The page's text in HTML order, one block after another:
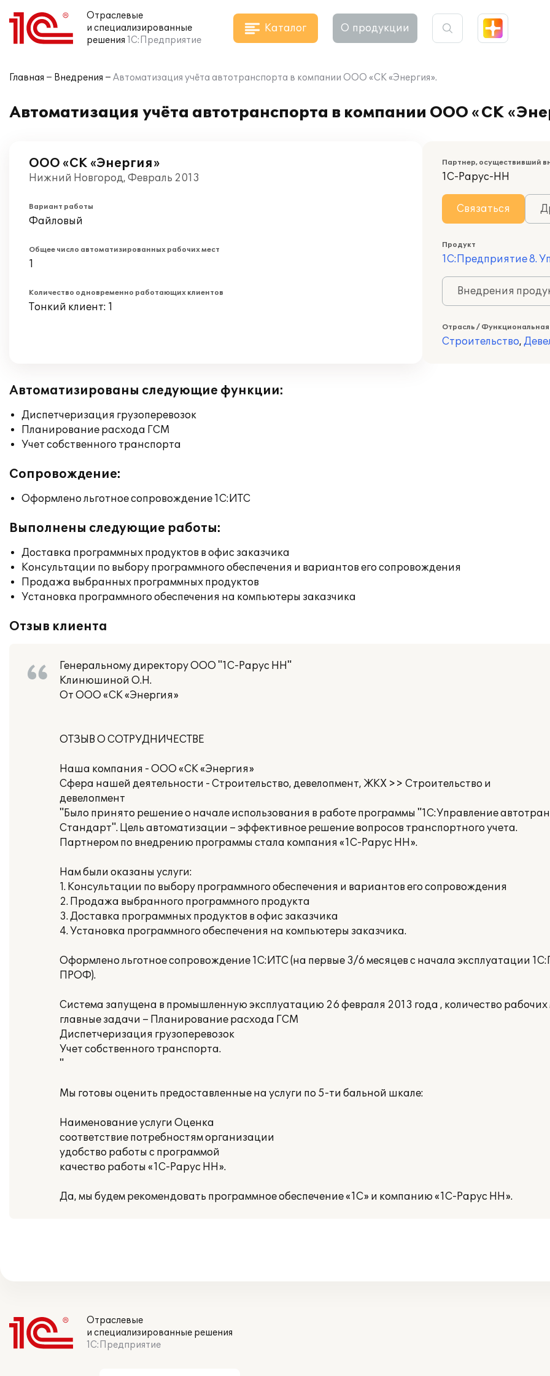
Отраслевые
и специализированные
решения 1С:Предприятие
Каталог О продукции
Главная Внедрения Автоматизация учёта автотранспорта в компании ООО «СК «Энергия».
Автоматизация учёта автотранспорта в компании ООО «СК
ООО «СК «Энергия»
Нижний Новгород, Февраль 2013
Вариант работы
Файловый
Общее число автоматизированных рабочих мест
1
Количество одновременно работающих клиентов
Тонкий клиент: 1
Партнер, осуществивший
1С-Рарус-НН
Связаться
Продукт
1С:Предприятие 8.
Внедрения
Отрасль / Функциональная
Строительство,
Автоматизированы следующие функции:
Диспетчеризация грузоперевозок
Планирование расхода ГСМ
Учет собственного транспорта
Сопровождение:
Оформлено льготное сопровождение 1С:ИТС
Выполнены следующие работы:
Доставка программных продуктов в офис заказчика
Консультации по выбору программного обеспечения и вариантов его сопровождения
Продажа выбранных программных продуктов
Установка программного обеспечения на компьютеры заказчика
Отзыв клиента
Генеральному директору ООО "1С-Рарус НН"
Клинюшиной О.Н.
От ООО «СК «Энергия»
ОТЗЫВ О СОТРУДНИЧЕСТВЕ
Наша компания - ООО «СК «Энергия»
Сфера нашей деятельности - Строительство, девелопмент, ЖКХ >> Строительство и
девелопмент
"Было принято решение о начале использования в работе программы "1С:Управление
Стандарт". Цель автоматизации – эффективное решение вопросов транспортного учета.
Партнером по внедрению программы стала компания «1С-Рарус НН».
Нам были оказаны услуги:
1. Консультации по выбору программного обеспечения и вариантов его сопровождения
2. Продажа выбранного программного продукта
3. Доставка программных продуктов в офис заказчика
4. Установка программного обеспечения на компьютеры заказчика.
Оформлено льготное сопровождение 1С:ИТС (на первые 3/6 месяцев с начала эксплуатации
ПРОФ).
Система запущена в промышленную эксплуатацию 26 февраля 2013 года , количество рабочих
главные задачи – Планирование расхода ГСМ
Диспетчеризация грузоперевозок
Учет собственного транспорта.
"
Мы готовы оценить предоставленные на услуги по 5-ти бальной шкале:
Наименование услуги Оценка
соответствие потребностям организации
удобство работы с программой
качество работы «1С-Рарус НН».
Да, мы будем рекомендовать программное обеспечение «1С» и компанию «1С-Рарус НН».
Отраслевые
и специализированные решения
1С:Предприятие